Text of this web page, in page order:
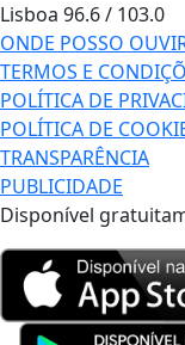
Lisboa 96.6 / 103.0
ONDE POSSO
TERMOS E
POLÍTICA DE
POLÍTICA DE
TRANSPARÊNCIA
PUBLICIDADE
Disponível